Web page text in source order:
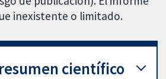
inexistente o limitado.
científico